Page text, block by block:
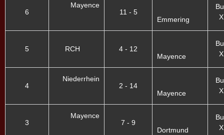
6
Mayence
11 - 5
Emmering
5 RCH
4 - 12
Mayence
4
Niederrhein
2 - 14
Mayence
3
Mayence
7 - 9
Dortmund